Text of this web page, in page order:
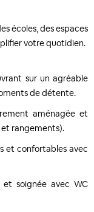
écoles, des espaces
votre quotidien.
sur un agréable
de détente.
aménagée et
rangements).
et confortables avec
et soignée avec WC